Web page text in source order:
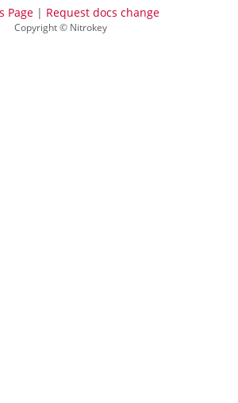
Copyright © Nitrokey
Page | Request docs change